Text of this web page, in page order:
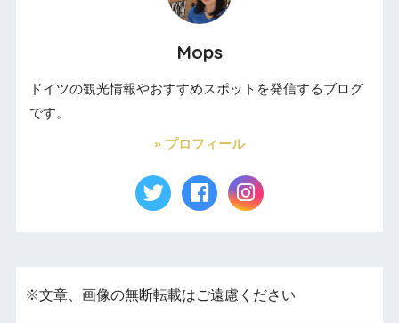
Mops
ドイツの観光情報やおすすめスポットを発信するブログ
です。
» プロフィール
※文章、画像の無断転載はご遠慮ください